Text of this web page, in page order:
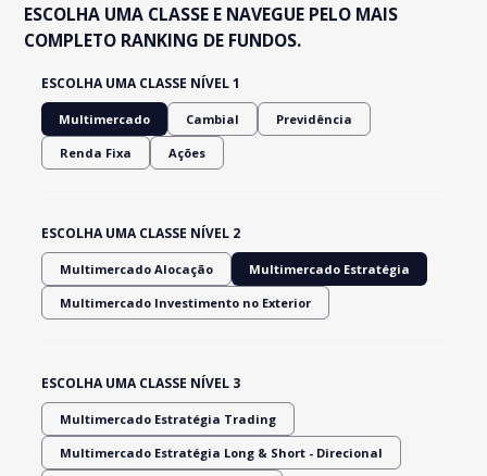
ESCOLHA UMA CLASSE E NAVEGUE PELO MAIS
COMPLETO RANKING DE FUNDOS.
ESCOLHA UMA CLASSE NÍVEL 1
Multimercado Cambial Previdência
Renda Fixa Ações
ESCOLHA UMA CLASSE NÍVEL 2
Multimercado Alocação Multimercado Estratégia
Multimercado Investimento no Exterior
ESCOLHA UMA CLASSE NÍVEL 3
Multimercado Estratégia Trading
Multimercado Estratégia Long & Short - Direcional